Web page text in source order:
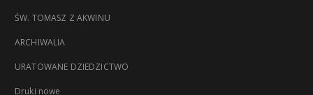
ŚW. TOMASZ Z AKWINU
ARCHIWALIA
URATOWANE DZIEDZICTWO
Druki nowe